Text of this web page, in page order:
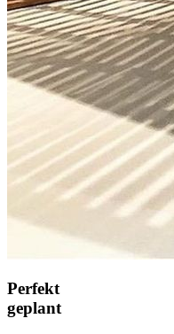
Perfekt
geplant